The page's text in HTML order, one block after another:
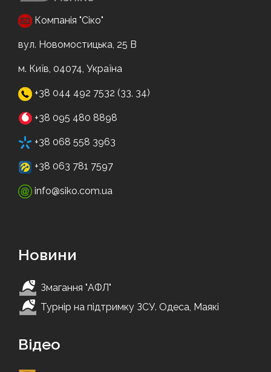
Компанія "Сіко"
вул. Новомостицька, 25 В
м. Київ, 04074, Україна
+38 044 492 7532 (33, 34)
+38 095 480 8898
+38 068 558 3963
+38 063 781 7597
info@siko.com.ua
Новини
Змагання "АФЛ"
Турнір на підтримку ЗСУ. Одеса, Маякі
Відео